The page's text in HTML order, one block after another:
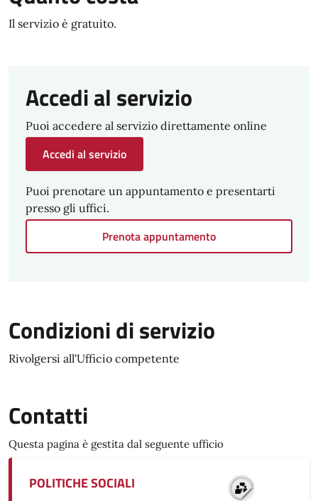
Il servizio è gratuito.
Accedi al servizio
Puoi accedere al servizio direttamente online
Accedi al servizio
Puoi prenotare un appuntamento e presentarti
presso gli uffici.
Prenota appuntamento
Condizioni di servizio
Rivolgersi all'Ufficio competente
Contatti
Questa pagina è gestita dal seguente ufficio
POLITICHE SOCIALI